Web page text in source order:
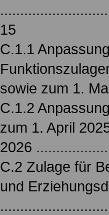
15
C.1.1
sowie zum 1.
C.1.2
zum 1. April
2026
C.2 Zulage für
und